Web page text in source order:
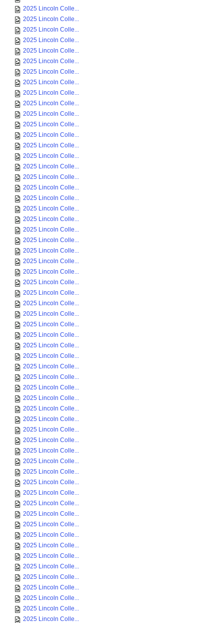
2025 Lincoln Colle...
2025 Lincoln Colle...
2025 Lincoln Colle...
2025 Lincoln Colle...
2025 Lincoln Colle...
2025 Lincoln Colle...
2025 Lincoln Colle...
2025 Lincoln Colle...
2025 Lincoln Colle...
2025 Lincoln Colle...
2025 Lincoln Colle...
2025 Lincoln Colle...
2025 Lincoln Colle...
2025 Lincoln Colle...
2025 Lincoln Colle...
2025 Lincoln Colle...
2025 Lincoln Colle...
2025 Lincoln Colle...
2025 Lincoln Colle...
2025 Lincoln Colle...
2025 Lincoln Colle...
2025 Lincoln Colle...
2025 Lincoln Colle...
2025 Lincoln Colle...
2025 Lincoln Colle...
2025 Lincoln Colle...
2025 Lincoln Colle...
2025 Lincoln Colle...
2025 Lincoln Colle...
2025 Lincoln Colle...
2025 Lincoln Colle...
2025 Lincoln Colle...
2025 Lincoln Colle...
2025 Lincoln Colle...
2025 Lincoln Colle...
2025 Lincoln Colle...
2025 Lincoln Colle...
2025 Lincoln Colle...
2025 Lincoln Colle...
2025 Lincoln Colle...
2025 Lincoln Colle...
2025 Lincoln Colle...
2025 Lincoln Colle...
2025 Lincoln Colle...
2025 Lincoln Colle...
2025 Lincoln Colle...
2025 Lincoln Colle...
2025 Lincoln Colle...
2025 Lincoln Colle...
2025 Lincoln Colle...
2025 Lincoln Colle...
2025 Lincoln Colle...
2025 Lincoln Colle...
2025 Lincoln Colle...
2025 Lincoln Colle...
2025 Lincoln Colle...
2025 Lincoln Colle...
2025 Lincoln Colle...
2025 Lincoln Colle...